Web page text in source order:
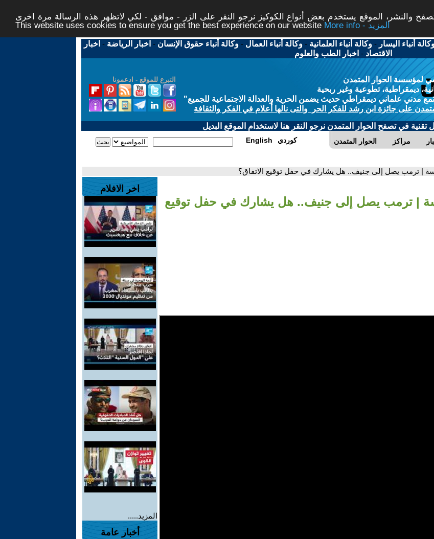
والنشر، الموقع يستخدم بعض أنواع الكوكيز نرجو النقر على الزر - موافق - لكي لاتظهر هذه الرسالة مرة اخرى -
This website uses cookies to ensure you get the best experience on our website
More info - المزيد
أنباء اليسار -وكالة أنباء العلمانية -وكالة أنباء العمال -وكالة أنباء حقوق الإنسان - اخبار الرياضة - اخبار
الاقتصاد - اخبار الطب والعلوم
التبرع للموقع - ادعمونا
لمؤسسة الحوار المتمدن
ديمقراطية، تطوعية وغير ربحية
مدني علماني ديمقراطي حديث يضمن الحرية والعدالة الاجتماعية للجميع"
على جائزة ابن رشد للفكر الحر والتى نالها أعلام في الفكر والثقافة
تقنية في تصفح الحوار المتمدن نرجو النقر هنا لاستخدام الموقع البديل
الحوار المتمدن مراكز English كوردي
| ترمب يصل إلى جنيف.. هل يشارك في حفل توقيع الاتفاق؟
| ترمب يصل إلى جنيف.. هل يشارك في حفل توقيع
اخر الافلام
المزيد.....
أخبار عامة